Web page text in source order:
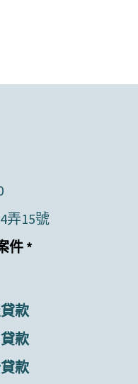
弄15號
件 *
款
款
款